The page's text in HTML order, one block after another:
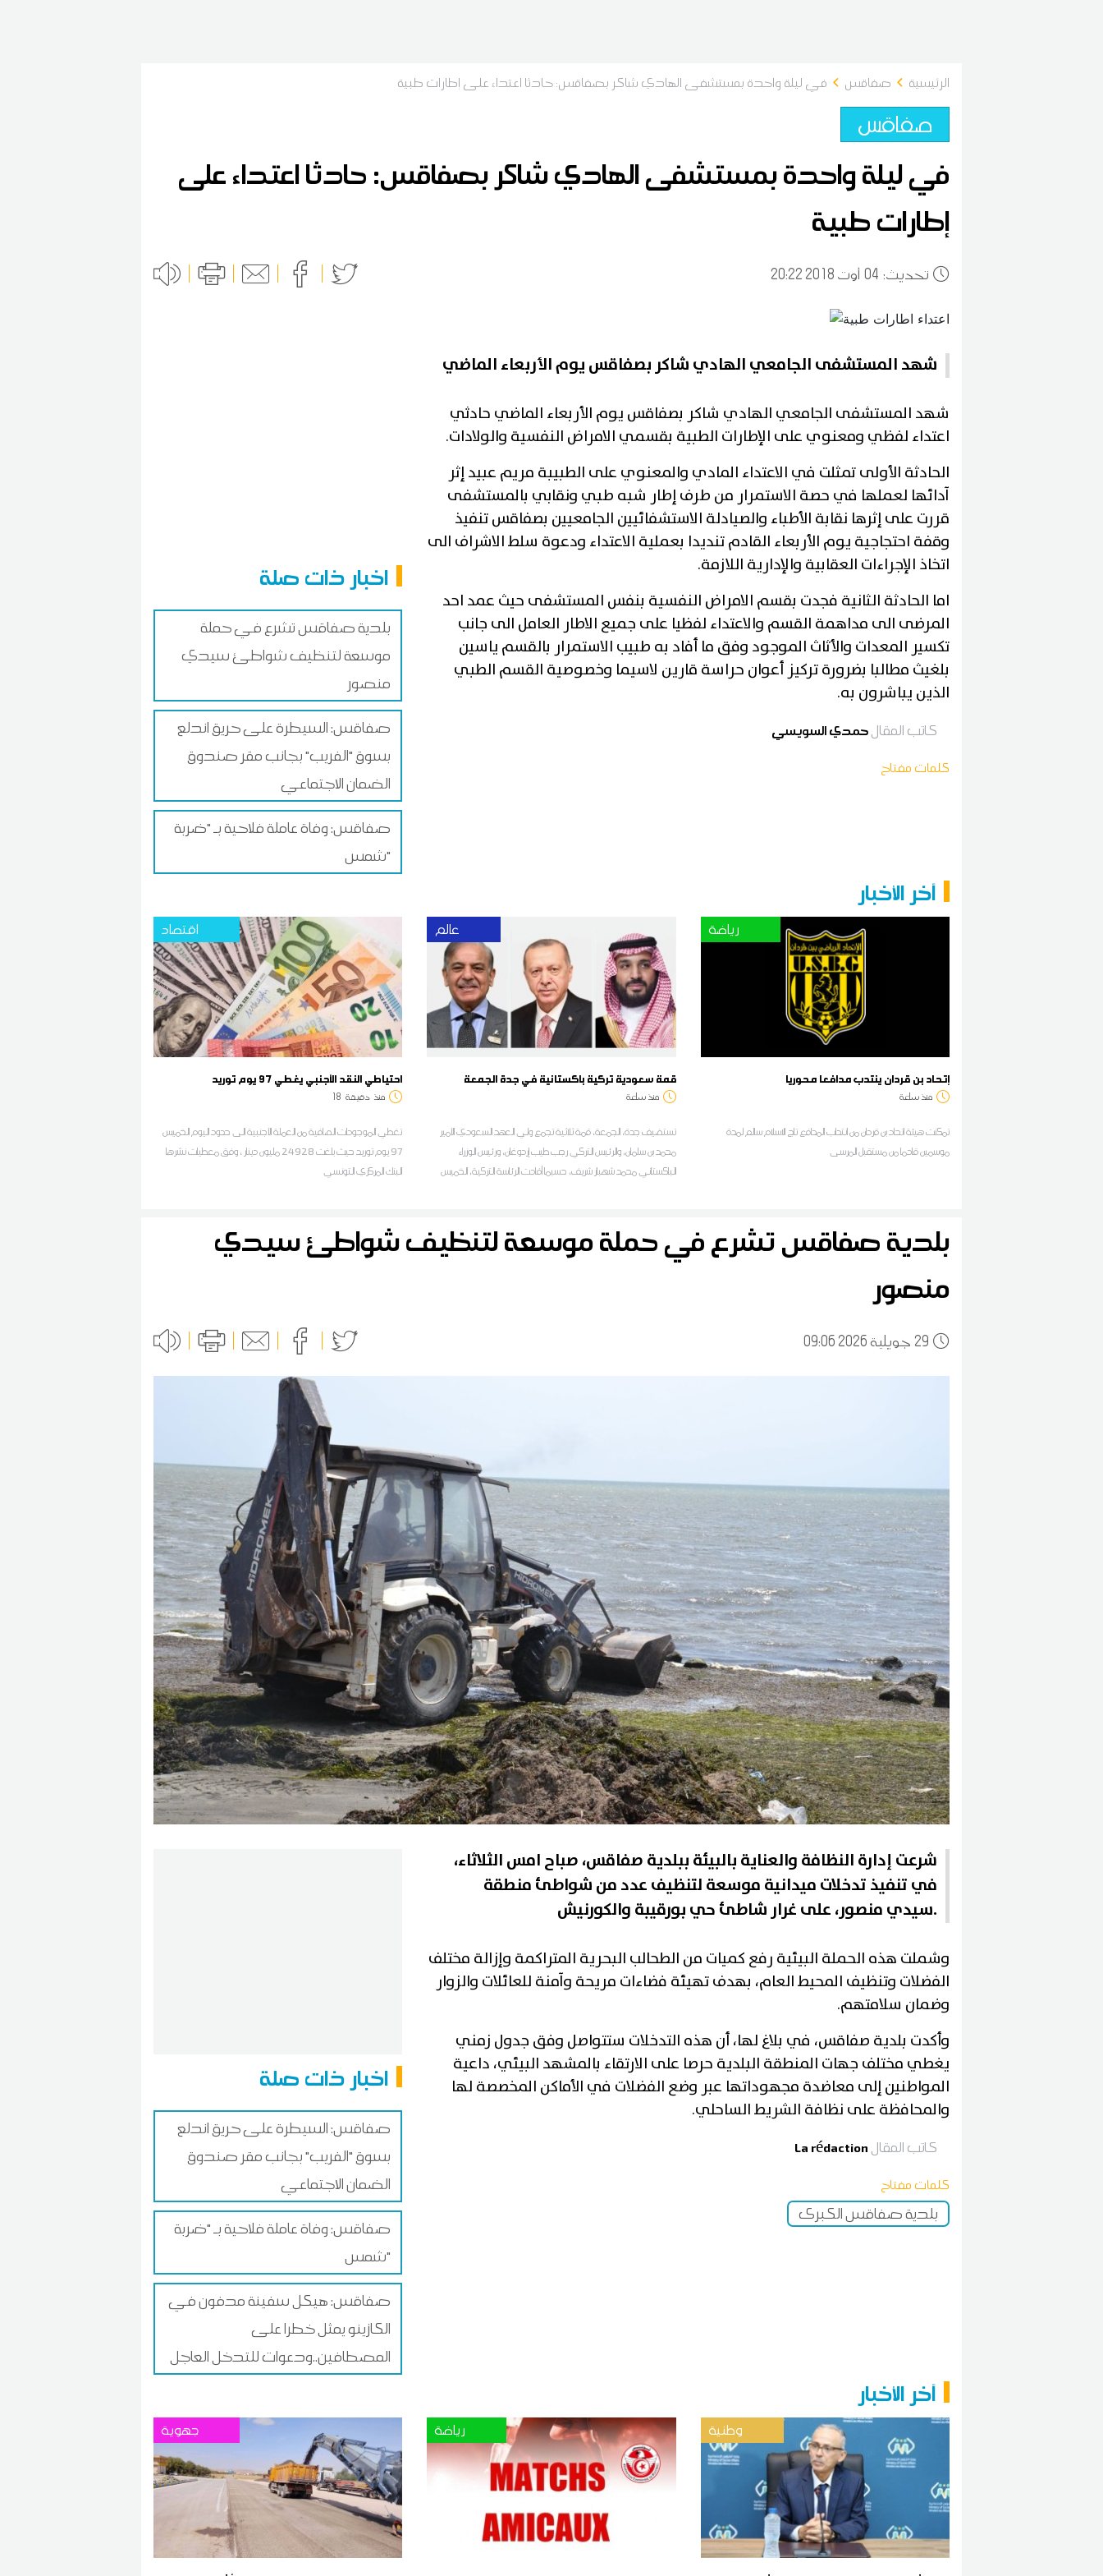
الرئيسية صفاقس في ليلة واحدة بمستشفى الهادي شاكر بصفاقس: حادثا اعتداء على إطارات طبية
صفاقس
في ليلة واحدة بمستشفى الهادي شاكر بصفاقس: حادثا اعتداء على
إطارات طبية
:تحديث 0420:22 2018 أوت
اخبار ذات صلة
بلدية صفاقس تشرع في حملة
موسعة لتنظيف شواطئ سيدي
منصور
صفاقس: السيطرة على حريق اندلع
بسوق "الفريب" بجانب مقر صندوق
الضمان الاجتماعي
صفاقس: وفاة عاملة فلاحية بـ "ضربة
شمس"
شهد المستشفى الجامعي الهادي شاكر بصفاقس يوم الأربعاء الماضي
شهد المستشفى الجامعي الهادي شاكر بصفاقس يوم الأربعاء الماضي حادثي
اعتداء لفظي ومعنوي على الإطارات الطبية بقسمي الامراض النفسية والولادات.
الحادثة الأولى تمثلت في الاعتداء المادي والمعنوي على الطبيبة مريم عبيد إثر
آدائها لعملها في حصة الاستمرار من طرف إطار شبه طبي ونقابي بالمستشفى
قررت على إثرها نقابة الأطباء والصيادلة الاستشفائيين الجامعيين بصفاقس تنفيذ
وقفة احتجاجية يوم الأربعاء القادم تنديدا بعملية الاعتداء ودعوة سلط الاشراف الى
اتخاذ الإجراءات العقابية والإدارية اللازمة.
اما الحادثة الثانية فجدت بقسم الامراض النفسية بنفس المستشفى حيث عمد احد
المرضى الى مداهمة القسم والاعتداء لفظيا على جميع الاطار العامل الى جانب
تكسير المعدات والأثاث الموجود وفق ما أفاد به طبيب الاستمرار بالقسم ياسين
بلغيث مطالبا بضرورة تركيز أعوان حراسة قارين لاسيما وخصوصية القسم الطبي
الذين يباشرون به.
كاتب المقالحمدي السويسي
كلمات مفتاح
آخر الأخبار
اقتصاد
احتياطي النقد الأجنبي يغطي 97 يوم توريد
منذ دقيقة 18
تغطي الموجودات الصافية من العملة الأجنبية الى حدود اليوم الخميس
97 يوم توريد حيث بلغت 24928 مليون دينار ، وفق معطيات نشرها
البنك المركزي التونسي
عالم
قمة سعودية تركية باكستانية في جدة الجمعة
منذ ساعة
تستضيف جدة، الجمعة، قمة ثلاثية تجمع ولي العهد السعودي الأمير
محمد بن سلمان، والرئيس التركي رجب طيب إردوغان، ورئيس الوزراء
الباكستاني محمد شهباز شريف، حسبما أفادت الرئاسة التركية، الخميس
رياضة
إتحاد بن قردان ينتدب مدافعا محوريا
منذ ساعة
تمكنت هيئة اتحاد بن قردان من انتداب المدافع تاج الاسلام سالم لمدة
موسمين قادما من مستقبل المرسى
بلدية صفاقس تشرع في حملة موسعة لتنظيف شواطئ سيدي
منصور
29 09:06 2026 جويلية
اخبار ذات صلة
صفاقس: السيطرة على حريق اندلع
بسوق "الفريب" بجانب مقر صندوق
الضمان الاجتماعي
صفاقس: وفاة عاملة فلاحية بـ "ضربة
شمس"
صفاقس: هيكل سفينة مدفون في
الكازينو يمثل خطرا على
المصطافين..ودعوات للتدخل العاجل
شرعت إدارة النظافة والعناية بالبيئة ببلدية صفاقس، صباح امس الثلاثاء،
في تنفيذ تدخلات ميدانية موسعة لتنظيف عدد من شواطئ منطقة
سيدي منصور، على غرار شاطئ حي بورقيبة والكورنيش.
وشملت هذه الحملة البيئية رفع كميات من الطحالب البحرية المتراكمة وإزالة مختلف
الفضلات وتنظيف المحيط العام، بهدف تهيئة فضاءات مريحة وآمنة للعائلات والزوار
وضمان سلامتهم.
وأكدت بلدية صفاقس، في بلاغ لها، أن هذه التدخلات ستتواصل وفق جدول زمني
يغطي مختلف جهات المنطقة البلدية حرصا على الارتقاء بالمشهد البيئي، داعية
المواطنين إلى معاضدة مجهوداتها عبر وضع الفضلات في الأماكن المخصصة لها
والمحافظة على نظافة الشريط الساحلي.
كاتب المقال La rédaction
كلمات مفتاح
بلدية صفاقس الكبرى
آخر الأخبار
جهوية رياضة وطنية